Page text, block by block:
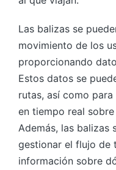
Las balizas se
movimiento de los
proporcionando
Estos datos se
rutas, así como
en tiempo real
Además, las balizas
gestionar el flujo
información sobre